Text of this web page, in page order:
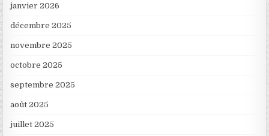
janvier 2026
décembre 2025
novembre 2025
octobre 2025
septembre 2025
août 2025
juillet 2025